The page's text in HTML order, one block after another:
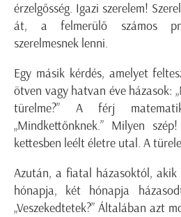
érzelgősség. Igazi szerelem!
át, a felmerülő számos
szerelmesnek lenni.
Egy másik kérdés, amelyet
ötven vagy hatvan éve házasok:
türelme?” A férj
„Mindkettőnknek.” Milyen
kettesben leélt életre utal. A
Azután, a fiatal házasoktól, akik
hónapja, két hónapja
„Veszekedtetek?” Általában azt